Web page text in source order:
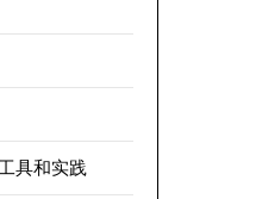
具和实践